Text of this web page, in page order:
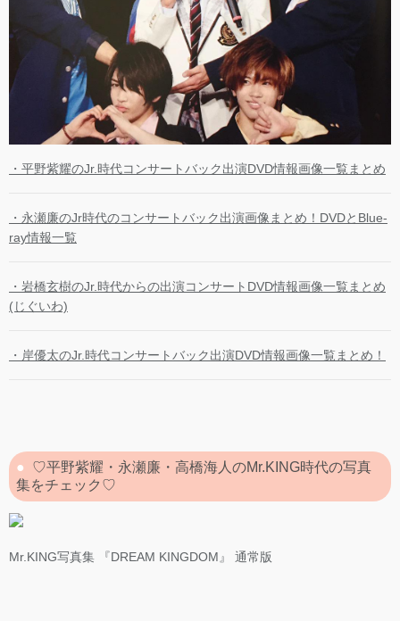
・平野紫耀のJr.時代コンサートバック出演DVD情報画像一覧まとめ
・永瀬廉のJr時代のコンサートバック出演画像まとめ！DVDとBlue-
ray情報一覧
・岩橋玄樹のJr.時代からの出演コンサートDVD情報画像一覧まとめ
(じぐいわ)
・岸優太のJr.時代コンサートバック出演DVD情報画像一覧まとめ！
♡平野紫耀・永瀬廉・高橋海人のMr.KING時代の写真
集をチェック♡
Mr.KING写真集 『DREAM KINGDOM』 通常版